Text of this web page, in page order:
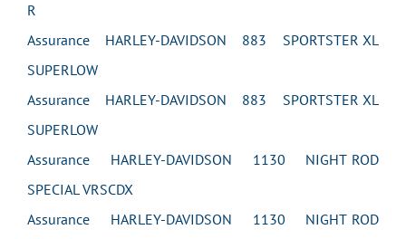
R
Assurance HARLEY-DAVIDSON 883 SPORTSTER XL
SUPERLOW
Assurance HARLEY-DAVIDSON 883 SPORTSTER XL
SUPERLOW
Assurance HARLEY-DAVIDSON 1130 NIGHT ROD
SPECIAL VRSCDX
Assurance HARLEY-DAVIDSON 1130 NIGHT ROD